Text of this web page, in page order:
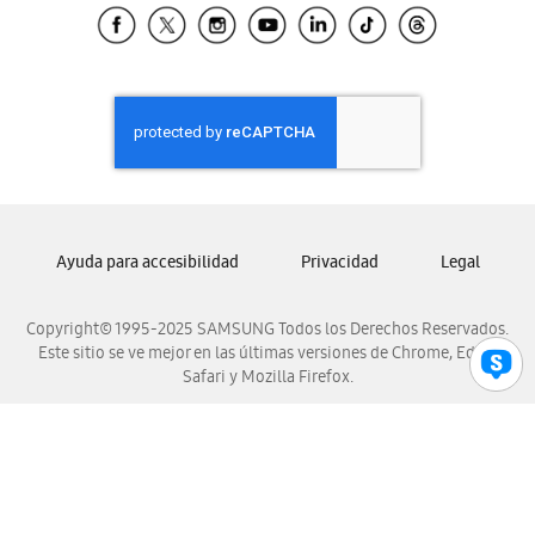
Samsung El Salvador
Samsung Honduras
Samsung Nicaragua
Samsung Panamá
Samsung Venezuela
Copyright© 1995-2025 SAMSUNG Todos los Derechos Reservados.
Este sitio se ve mejor en las últimas versiones de Chrome, Edge,
Safari y Mozilla Firefox.
Ayuda para accesibilidad Privacidad Legal